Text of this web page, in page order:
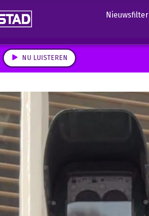
Nieuwsfilter
NU LUISTEREN